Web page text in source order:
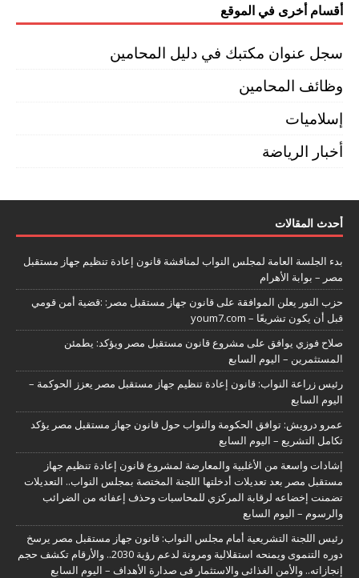
أقسام أخرى في الموقع
سجل عنوان مكتبك في دليل المحامين
وظائف المحامين
إسلاميات
أخبار الرياضة
أحدث المقالات
بدء الجلسة العامة لمجلس النواب لمناقشة قانون إعادة تنظيم جهاز مستقبل
مصر – بوابة الأهرام
حزب النور يعلن الموافقة على قانون جهاز مستقبل مصر: :قضية أمن قومي
قبل أن يكون تشريعًا – youm7.com
صلاح فوزي يوافق على مشروع قانون مستقبل مصر ويؤكد: يطمئن
المستثمرين – اليوم السابع
رئيس زراعة النواب: قانون إعادة تنظيم جهاز مستقبل مصر يعزز الحوكمة –
اليوم السابع
عمرو درويش: توافق الحكومة والنواب حول قانون جهاز مستقبل مصر يؤكد
تكامل التشريع – اليوم السابع
إشادات واسعة من الأغلبية والمعارضة لمشروع قانون إعادة تنظيم جهاز
مستقبل مصر بعد تعديلات أدخلتها اللجنة المختصة بمجلس النواب.. التعديلات
تضمنت إخضاعه لرقابة المركزي للمحاسبات وحذف إعفائه من الضرائب
والرسوم – اليوم السابع
رئيس اللجنة التشريعية أمام مجلس النواب: قانون جهاز مستقبل مصر يرسخ
دوره التنموى ويمنحه استقلالية ومرونة لدعم رؤية 2030.. والأرقام تكشف حجم
إنجازاته.. والأمن الغذائى والاستثمار فى صدارة الأهداف – اليوم السابع